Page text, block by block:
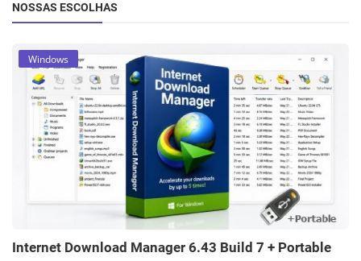
NOSSAS ESCOLHAS
Windows
Internet Download Manager 6.43 Build 7 + Portable